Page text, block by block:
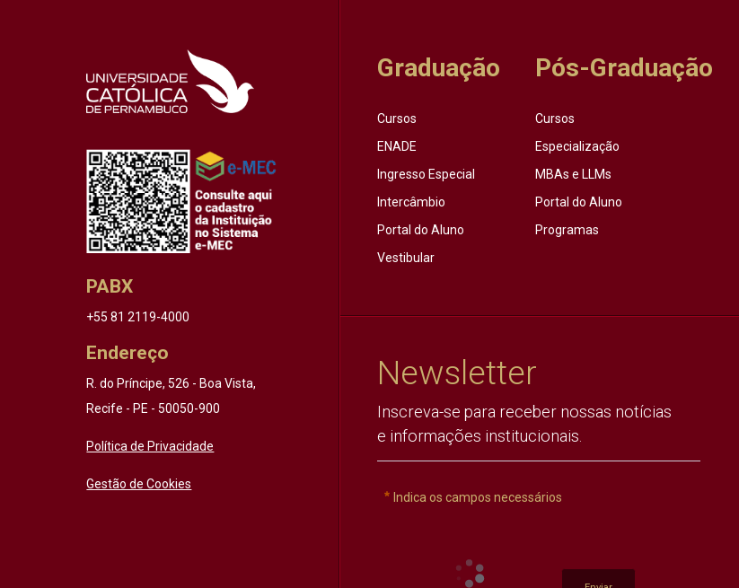
PABX
+55 81 2119-4000
Endereço
R. do Príncipe, 526 - Boa Vista,
Recife - PE - 50050-900
Política de Privacidade
Gestão de Cookies
Graduação
Cursos
ENADE
Ingresso Especial
Intercâmbio
Portal do Aluno
Vestibular
Pós-Graduação
Cursos
Especialização
MBAs e LLMs
Portal do Aluno
Programas
Newsletter
Inscreva-se para receber nossas notícias
e informações institucionais.
Indica os campos necessários